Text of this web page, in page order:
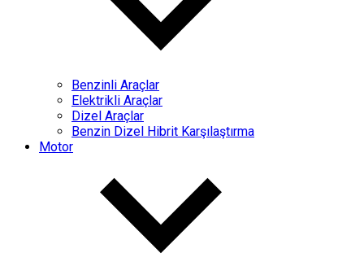
Benzinli Araçlar
Elektrikli Araçlar
Dizel Araçlar
Benzin Dizel Hibrit Karşılaştırma
Motor